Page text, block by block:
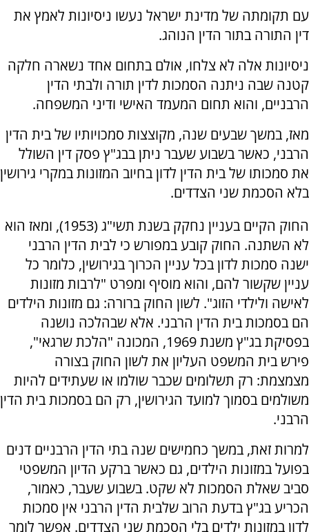
עם תקומתה של מדינת ישראל נעשו ניסיונות לאמץ את
דין התורה בתור הדין הנוהג.
ניסיונות אלה לא צלחו, אולם בתחום אחד נשארה חלקה
קטנה שבה ניתנה הסמכות לדין תורה ולבתי הדין
הרבניים, והוא תחום המעמד האישי ודיני המשפחה.
מאז, במשך שבעים שנה, מקוצצות סמכויותיו של בית הדין
הרבני, כאשר בשבוע שעבר ניתן בבג"ץ פסק דין השולל
את סמכותו של בית הדין לדון בחיוב המזונות במקרי גירושין
בלא הסכמת שני הצדדים.
החוק הקיים בעניין נחקק בשנת תשי"ג (1953), ומאז הוא
לא השתנה. החוק קובע במפורש כי לבית הדין הרבני
ישנה סמכות לדון בכל עניין הכרוך בגירושין, כלומר כל
עניין שקשור להם, והוא מוסיף ומפרט "לרבות מזונות
לאישה ולילדי הזוג". לשון החוק ברורה: גם מזונות הילדים
הם בסמכות בית הדין הרבני. אלא שבהלכה נושנה
בפסיקת בג"ץ משנת 1969, המכונה "הלכת שרגאי",
פירש בית המשפט העליון את לשון החוק בצורה
מצמצמת: רק תשלומים שכבר שולמו או שעתידים להיות
משולמים בסמוך למועד הגירושין, רק הם בסמכות בית הדין
הרבני.
למרות זאת, במשך כחמישים שנה בתי הדין הרבניים דנים
בפועל במזונות הילדים, גם כאשר ברקע הדיון המשפטי
סביב שאלת הסמכות לא שקט. בשבוע שעבר, כאמור,
הכריע בג"ץ בדעת הרוב שלבית הדין הרבני אין סמכות
לדון במזונות ילדים בלי הסכמת שני הצדדים. אפשר לומר